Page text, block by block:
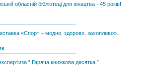
обласній бібліотеці для юнацтва - 45 років!
«Спорт – модно, здорово, захопливо».
“ Гаряча книжкова десятка ”